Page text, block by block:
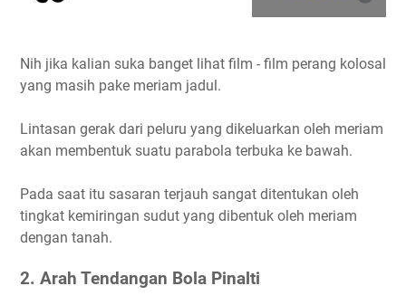
Nih jika kalian suka banget lihat film - film perang kolosal
yang masih pake meriam jadul.
Lintasan gerak dari peluru yang dikeluarkan oleh meriam
akan membentuk suatu parabola terbuka ke bawah.
Pada saat itu sasaran terjauh sangat ditentukan oleh
tingkat kemiringan sudut yang dibentuk oleh meriam
dengan tanah.
2. Arah Tendangan Bola Pinalti